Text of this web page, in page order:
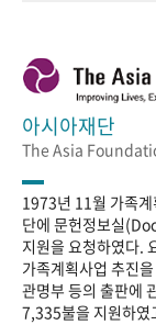
아시아재단
The Asia
1973년 11월 가족
단에 문헌정보실
지원을 요청하였다.
가족계획사업 추진
관명부 등의 출판에
7,335불을 지원하였